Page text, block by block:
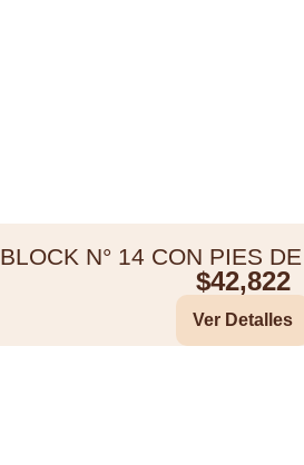
BLOCK N° 14 CON PIES
$42,822
Ver Detalles